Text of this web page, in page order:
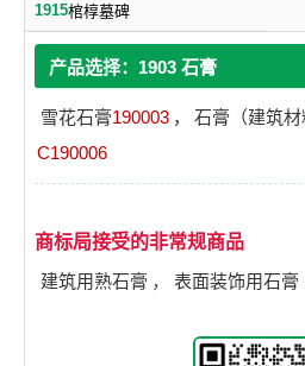
1915棺椁墓碑
产品选择：1903 石膏
雪花石膏190003 ， 石膏（建筑材
C190006
商标局接受的非常规商品
建筑用熟石膏 ， 表面装饰用石膏